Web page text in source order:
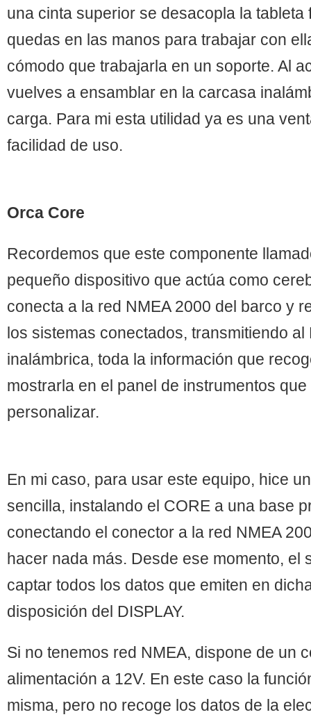
una cinta superior se desacopla la tableta
quedas en las manos para trabajar con
cómodo que trabajarla en un soporte. Al
vuelves a ensamblar en la carcasa
carga. Para mi esta utilidad ya es una
facilidad de uso.
Orca Core
Recordemos que este componente
pequeño dispositivo que actúa como
conecta a la red NMEA 2000 del barco y
los sistemas conectados, transmitiendo al
inalámbrica, toda la información que
mostrarla en el panel de instrumentos
personalizar.
En mi caso, para usar este equipo, hice
sencilla, instalando el CORE a una base
conectando el conector a la red NMEA
hacer nada más. Desde ese momento, el
captar todos los datos que emiten en
disposición del DISPLAY.
Si no tenemos red NMEA, dispone de un
alimentación a 12V. En este caso la
misma, pero no recoge los datos de la